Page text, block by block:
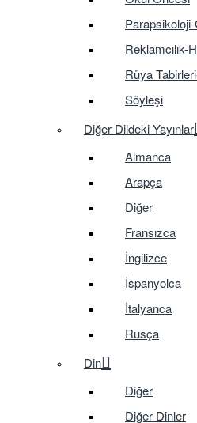
Reklamcılık-
Rüya
Söyleşi
Diğer Dildeki Yayınlar
Almanca
Arapça
Diğer
Fransızca
İngilizce
İspanyolca
İtalyanca
Rusça
Din
Diğer
Diğer Dinler